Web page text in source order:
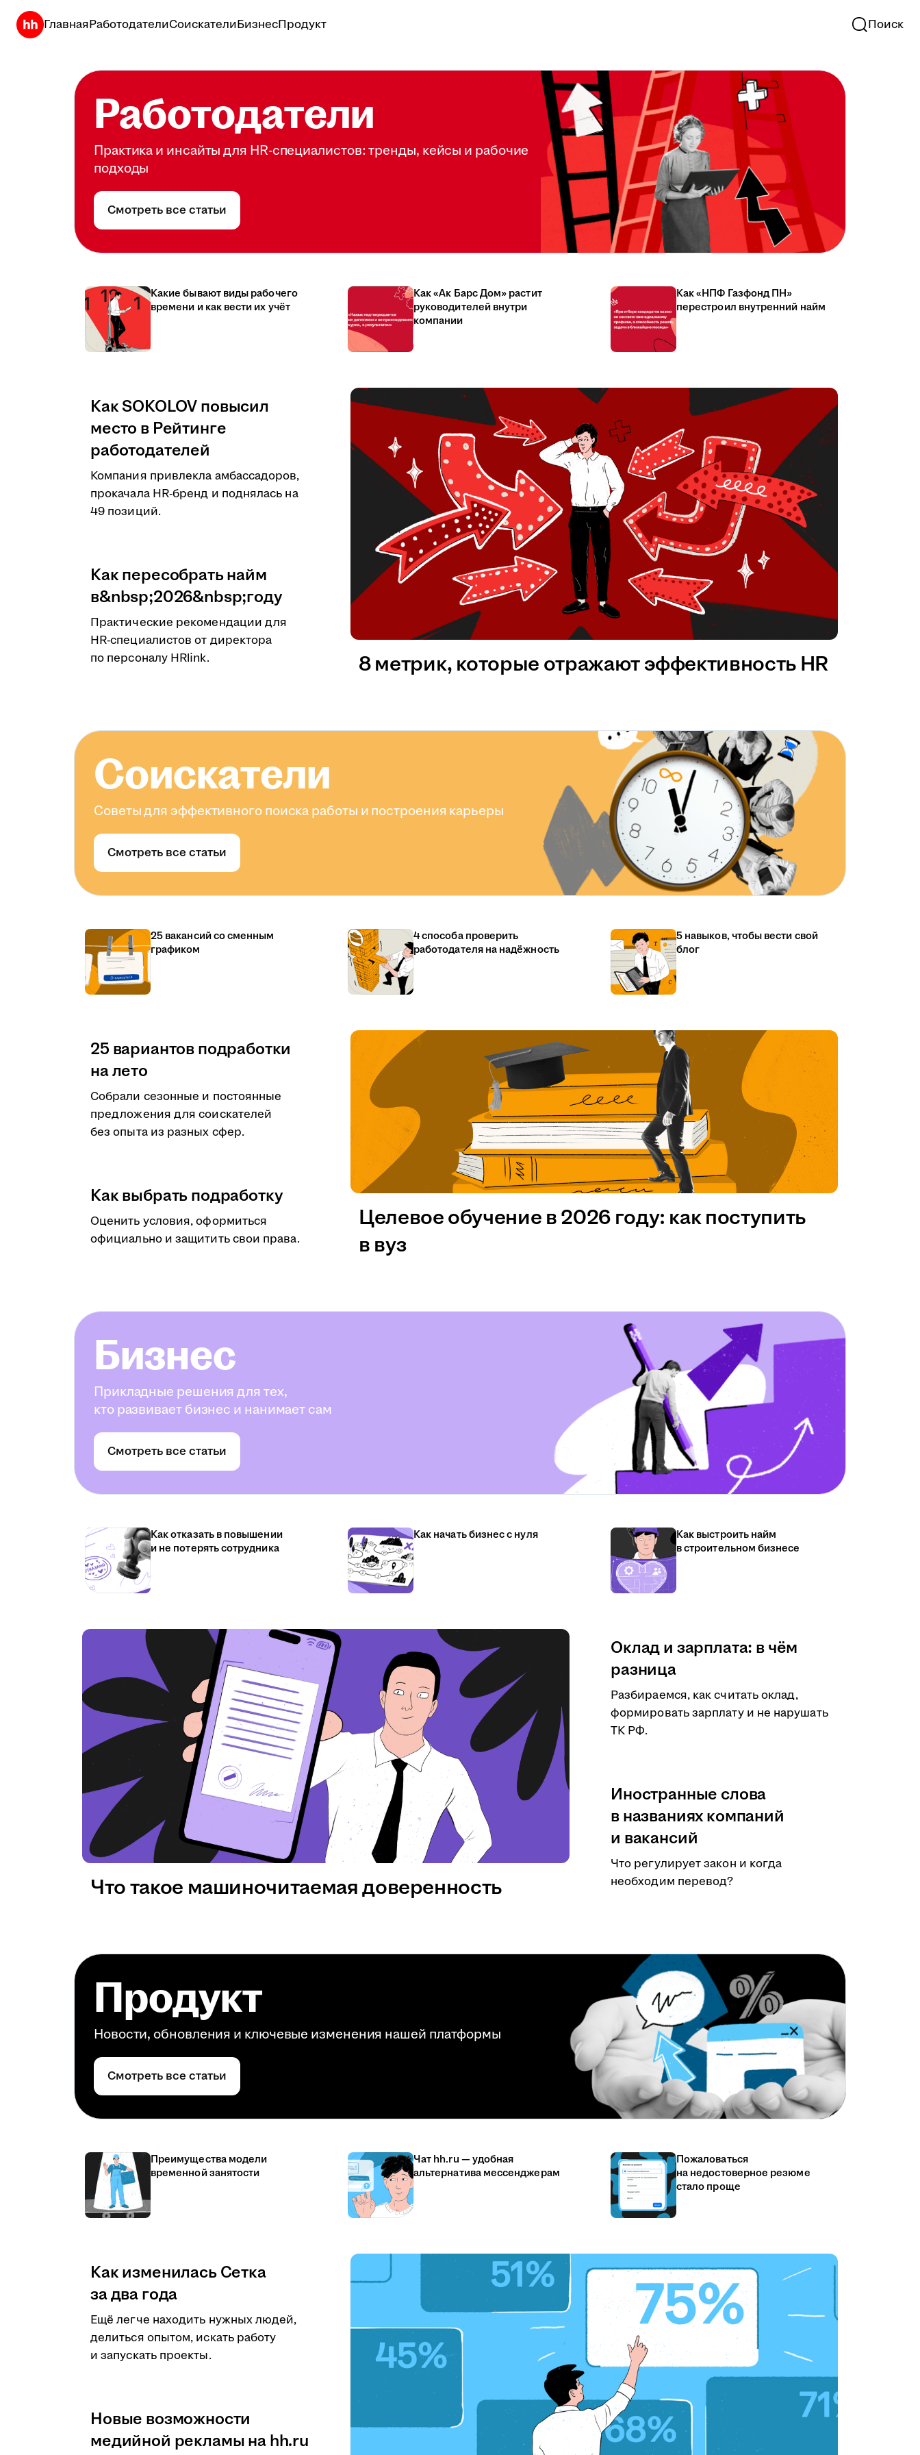
ГлавнаяРаботодателиСоискателиБизнесПродукт Поиск
Работодатели
Практика и инсайты для HR-специалистов: тренды, кейсы и рабочие
подходы
Смотреть все статьи
Какие бывают виды рабочего
времени и как вести их учёт
Как «Ак Барс Дом» растит
руководителей внутри
компании
Как «НПФ Газфонд ПН»
перестроил внутренний найм
Как SOKOLOV повысил
место в Рейтинге
работодателей
Компания привлекла амбассадоров,
прокачала HR-бренд и поднялась на
49 позиций.
Как пересобрать найм
в&nbsp;2026&nbsp;году
Практические рекомендации для
HR-специалистов от директора
по персоналу HRlink.
8 метрик, которые отражают эффективность HR
Соискатели
Советы для эффективного поиска работы и построения карьеры
Смотреть все статьи
25 вакансий со сменным
графиком
4 способа проверить
работодателя на надёжность
5 навыков, чтобы вести свой
блог
25 вариантов подработки
на лето
Собрали сезонные и постоянные
предложения для соискателей
без опыта из разных сфер.
Как выбрать подработку
Оценить условия, оформиться
официально и защитить свои права.
Целевое обучение в 2026 году: как поступить
в вуз
Бизнес
Прикладные решения для тех,
кто развивает бизнес и нанимает сам
Смотреть все статьи
Как отказать в повышении
и не потерять сотрудника
Как начать бизнес с нуля
Как выстроить найм
в строительном бизнесе
Оклад и зарплата: в чём
разница
Разбираемся, как считать оклад,
формировать зарплату и не нарушать
ТК РФ.
Иностранные слова
в названиях компаний
и вакансий
Что регулирует закон и когда
необходим перевод?
Что такое машиночитаемая доверенность
Продукт
Новости, обновления и ключевые изменения нашей платформы
Смотреть все статьи
Преимущества модели
временной занятости
Чат hh.ru — удобная
альтернатива мессенджерам
Пожаловаться
на недостоверное резюме
стало проще
Как изменилась Сетка
за два года
Ещё легче находить нужных людей,
делиться опытом, искать работу
и запускать проекты.
Новые возможности
медийной рекламы на hh.ru